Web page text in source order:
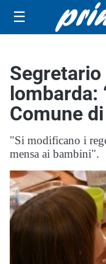
☰
lombarda:
Comune
"Si modificano i
mensa ai bambini".